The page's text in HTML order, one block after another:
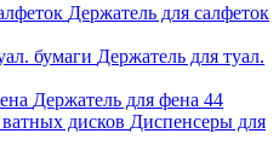
Держатель для салфеток
Держатель для туал.
Держатель для фена 44
Диспенсеры для